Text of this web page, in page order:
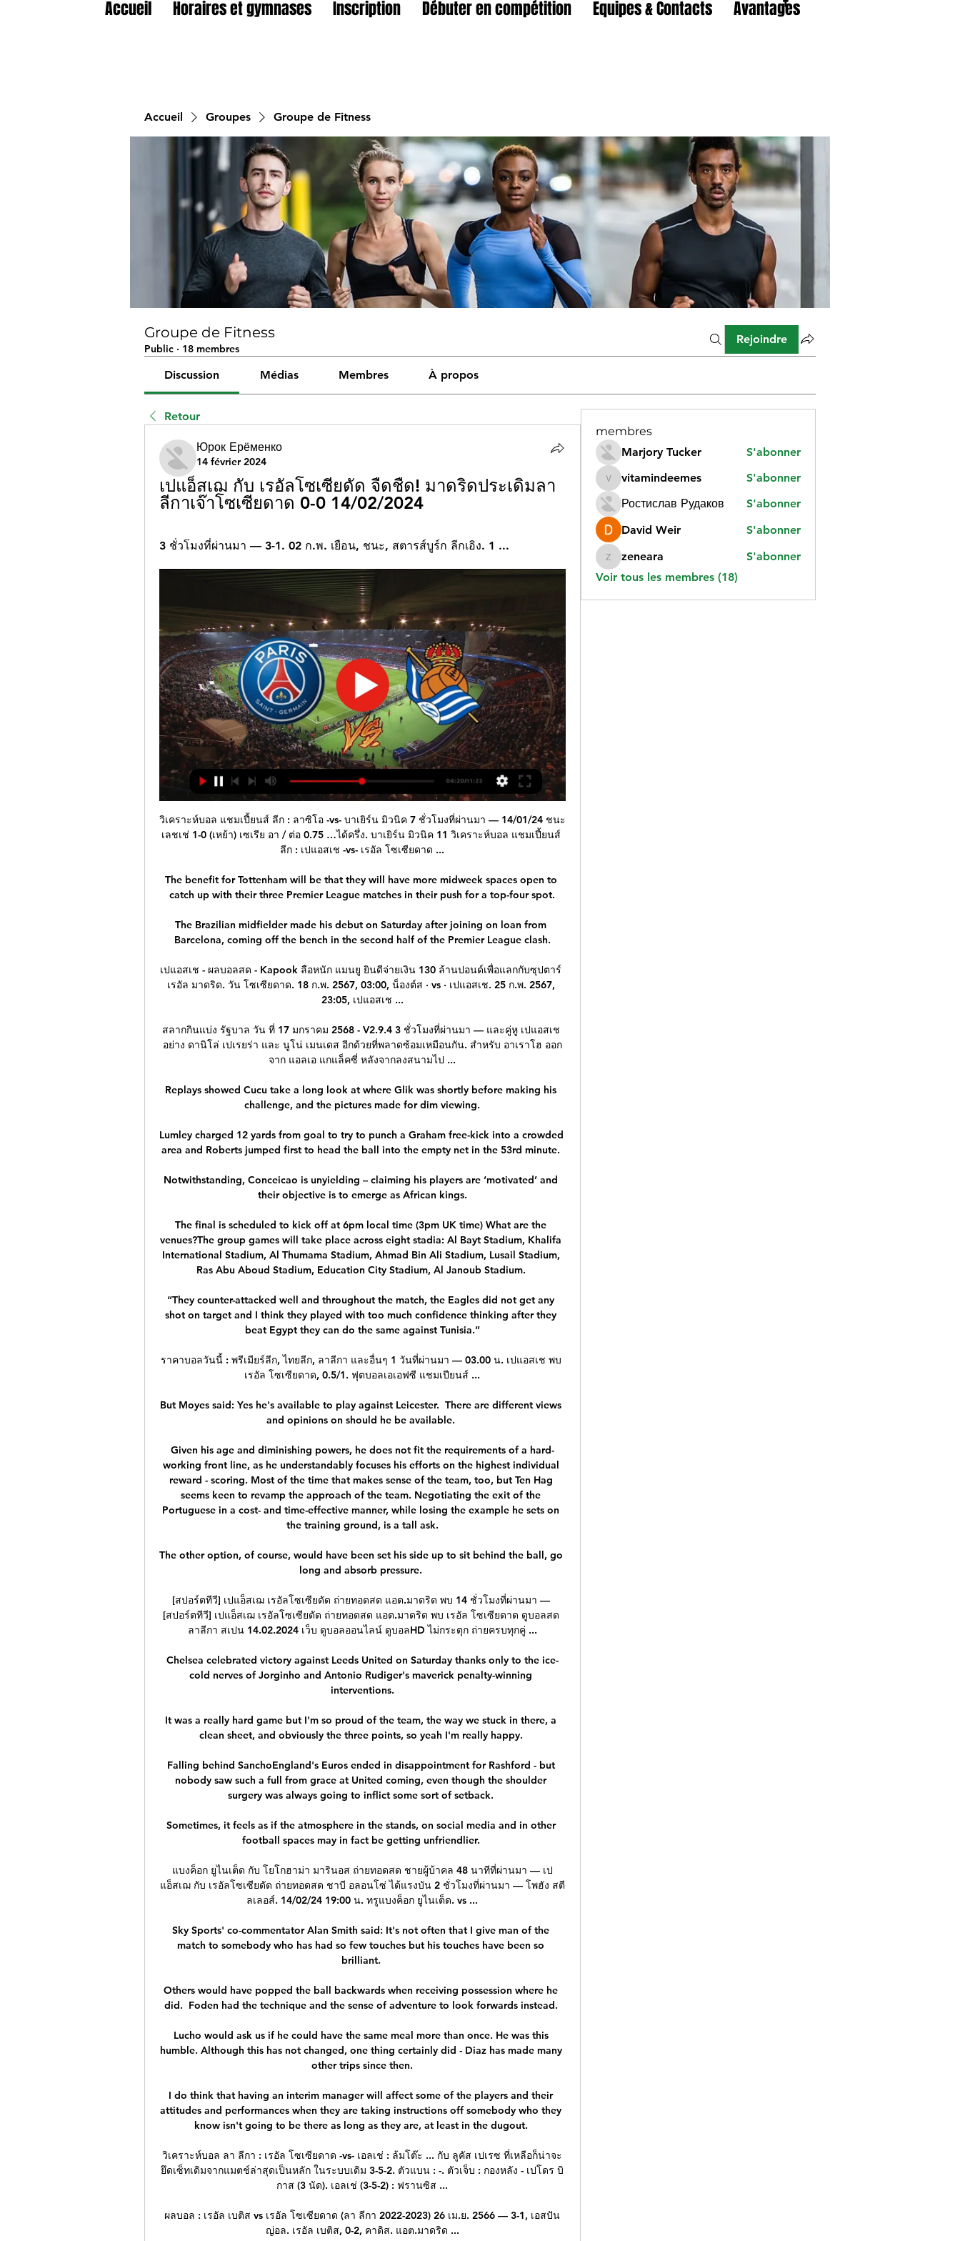
Accueil Horaires et gymnases Inscription Débuter en compétition Equipes & Contacts Avantages
Accueil Groupes Groupe de Fitness
Groupe de Fitness
Public · 18 membres
Rejoindre
Discussion Médias Membres À propos
Retour
Юрок Ерёменко
14 février 2024
เปแอ็สเฌ กับ เรอัลโซเซียดัด จืดชืด! มาดริดประเดิมลา
ลีกาเจ๊าโซเซียดาด 0-0 14/02/2024
3 ชั่วโมงที่ผ่านมา — 3-1. 02 ก.พ. เยือน, ชนะ, สตารส์บูร์ก ลีกเอิง. 1 ...
วิเคราะห์บอล แชมเปี้ยนส์ ลีก : ลาซิโอ -vs- บาเยิร์น มิวนิค 7 ชั่วโมงที่ผ่านมา — 14/01/24 ชนะ
เลชเช่ 1-0 (เหย้า) เซเรีย อา / ต่อ 0.75 …ได้ครึ่ง. บาเยิร์น มิวนิค 11 วิเคราะห์บอล แชมเปี้ยนส์
ลีก : เปแอสเช -vs- เรอัล โซเซียดาด ...
The benefit for Tottenham will be that they will have more midweek spaces open to
catch up with their three Premier League matches in their push for a top-four spot.
The Brazilian midfielder made his debut on Saturday after joining on loan from
Barcelona, coming off the bench in the second half of the Premier League clash.
เปแอสเช - ผลบอลสด - Kapook ลือหนัก แมนยู ยินดีจ่ายเงิน 130 ล้านปอนด์เพื่อแลกกับซุปตาร์
เรอัล มาดริด. วัน โซเซียดาด. 18 ก.พ. 2567, 03:00, น็องต์ส · vs · เปแอสเช. 25 ก.พ. 2567,
23:05, เปแอสเช ...
สลากกินแบ่ง รัฐบาล วัน ที่ 17 มกราคม 2568 - V2.9.4 3 ชั่วโมงที่ผ่านมา — และคู่หู เปแอสเช
อย่าง ดานิโล่ เปเรยร่า และ นูโน่ เมนเดส อีกด้วยที่พลาดซ้อมเหมือนกัน. สำหรับ อาเราโฮ ออก
จาก แอลเอ แกแล็คซี่ หลังจากลงสนามไป ...
Replays showed Cucu take a long look at where Glik was shortly before making his
challenge, and the pictures made for dim viewing.
Lumley charged 12 yards from goal to try to punch a Graham free-kick into a crowded
area and Roberts jumped first to head the ball into the empty net in the 53rd minute.
Notwithstanding, Conceicao is unyielding – claiming his players are ‘motivated’ and
their objective is to emerge as African kings.
The final is scheduled to kick off at 6pm local time (3pm UK time) What are the
venues?The group games will take place across eight stadia: Al Bayt Stadium, Khalifa
International Stadium, Al Thumama Stadium, Ahmad Bin Ali Stadium, Lusail Stadium,
Ras Abu Aboud Stadium, Education City Stadium, Al Janoub Stadium.
“They counter-attacked well and throughout the match, the Eagles did not get any
shot on target and I think they played with too much confidence thinking after they
beat Egypt they can do the same against Tunisia.”
ราคาบอลวันนี้ : พรีเมียร์ลีก, ไทยลีก, ลาลีกา และอื่นๆ 1 วันที่ผ่านมา — 03.00 น. เปแอสเช พบ
เรอัล โซเซียดาด, 0.5/1. ฟุตบอลเอเอฟซี แชมเปียนส์ ...
But Moyes said: Yes he's available to play against Leicester.  There are different views
and opinions on should he be available.
Given his age and diminishing powers, he does not fit the requirements of a hard-
working front line, as he understandably focuses his efforts on the highest individual
reward - scoring. Most of the time that makes sense of the team, too, but Ten Hag
seems keen to revamp the approach of the team. Negotiating the exit of the
Portuguese in a cost- and time-effective manner, while losing the example he sets on
the training ground, is a tall ask.
The other option, of course, would have been set his side up to sit behind the ball, go
long and absorb pressure.
[สปอร์ตทีวี] เปแอ็สเฌ เรอัลโซเซียดัด ถ่ายทอดสด แอต.มาดริด พบ 14 ชั่วโมงที่ผ่านมา —
[สปอร์ตทีวี] เปแอ็สเฌ เรอัลโซเซียดัด ถ่ายทอดสด แอต.มาดริด พบ เรอัล โซเซียดาด ดูบอลสด
ลาลีกา สเปน 14.02.2024 เว็บ ดูบอลออนไลน์ ดูบอลHD ไม่กระตุก ถ่ายครบทุกคู่ ...
Chelsea celebrated victory against Leeds United on Saturday thanks only to the ice-
cold nerves of Jorginho and Antonio Rudiger's maverick penalty-winning
interventions.
It was a really hard game but I'm so proud of the team, the way we stuck in there, a
clean sheet, and obviously the three points, so yeah I'm really happy.
Falling behind SanchoEngland's Euros ended in disappointment for Rashford - but
nobody saw such a full from grace at United coming, even though the shoulder
surgery was always going to inflict some sort of setback.
Sometimes, it feels as if the atmosphere in the stands, on social media and in other
football spaces may in fact be getting unfriendlier.
แบงค็อก ยูไนเต็ด กับ โยโกฮาม่า มารินอส ถ่ายทอดสด ชายผู้บ้าคล 48 นาทีที่ผ่านมา — เป
แอ็สเฌ กับ เรอัลโซเซียดัด ถ่ายทอดสด ชาบี อลอนโซ่ ได้แรงบัน 2 ชั่วโมงที่ผ่านมา — โพฮัง สตี
ลเลอส์. 14/02/24 19:00 น. ทรูแบงค็อก ยูไนเต็ด. vs ...
Sky Sports' co-commentator Alan Smith said: It's not often that I give man of the
match to somebody who has had so few touches but his touches have been so
brilliant.
Others would have popped the ball backwards when receiving possession where he
did.  Foden had the technique and the sense of adventure to look forwards instead.
Lucho would ask us if he could have the same meal more than once. He was this
humble. Although this has not changed, one thing certainly did - Diaz has made many
other trips since then.
I do think that having an interim manager will affect some of the players and their
attitudes and performances when they are taking instructions off somebody who they
know isn't going to be there as long as they are, at least in the dugout.
วิเคราะห์บอล ลา ลีกา : เรอัล โซเซียดาด -vs- เอลเช่ : ล้มโต๊ะ ... กับ ลูคัส เปเรซ ที่เหลือก็น่าจะ
ยึดเซ็ทเดิมจากแมตช์ล่าสุดเป็นหลัก ในระบบเดิม 3-5-2. ตัวแบน : -. ตัวเจ็บ : กองหลัง - เปโดร บิ
กาส (3 นัด). เอลเช่ (3-5-2) : ฟรานซิส ...
ผลบอล : เรอัล เบติส vs เรอัล โซเซียดาด (ลา ลีกา 2022-2023) 26 เม.ย. 2566 — 3-1, เอสปัน
ญ่อล. เรอัล เบติส, 0-2, คาดิส. แอต.มาดริด ...
membres
Marjory Tucker
S'abonner
vitamindeemes
vitamindeemes
S'abonner
Ростислав Рудаков
S'abonner
David Weir
S'abonner
zeneara
zeneara
S'abonner
Voir tous les membres (18)